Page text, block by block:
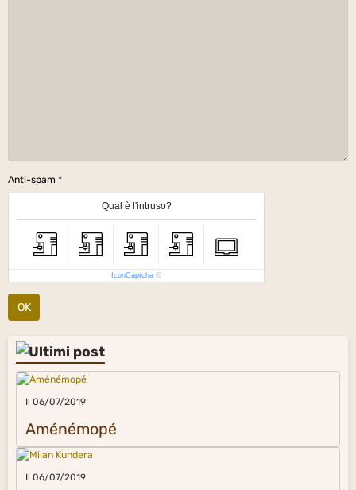
Anti-spam
Qual è l'intruso?
IconCaptcha ©
OK
Il 06/07/2019
Aménémopé
Il 06/07/2019